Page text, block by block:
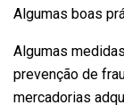
Algumas boas
Algumas
prevenção de
mercadorias